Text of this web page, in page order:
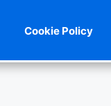
Cookie Policy